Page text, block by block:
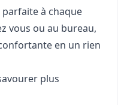
à chaque
vous ou au bureau,
en un rien
plus